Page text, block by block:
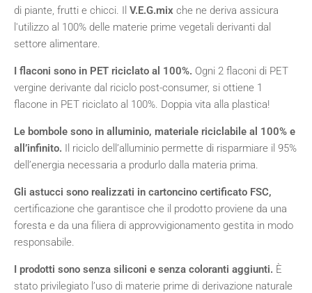
di piante, frutti e chicci. Il V.E.G.mix che ne deriva assicura
l'utilizzo al 100% delle materie prime vegetali derivanti dal
settore alimentare.
I flaconi sono in PET riciclato al 100%. Ogni 2 flaconi di PET
vergine derivante dal riciclo post-consumer, si ottiene 1
flacone in PET riciclato al 100%. Doppia vita alla plastica!
Le bombole sono in alluminio, materiale riciclabile al 100% e
all’infinito. Il riciclo dell’alluminio permette di risparmiare il 95%
dell’energia necessaria a produrlo dalla materia prima.
Gli astucci sono realizzati in cartoncino certificato FSC,
certificazione che garantisce che il prodotto proviene da una
foresta e da una filiera di approvvigionamento gestita in modo
responsabile.
I prodotti sono senza siliconi e senza coloranti aggiunti. È
stato privilegiato l’uso di materie prime di derivazione naturale